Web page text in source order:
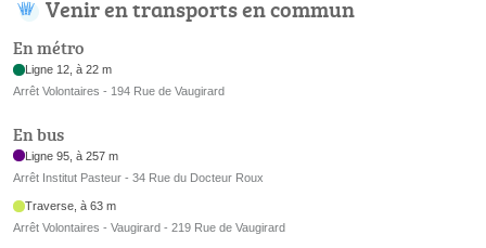
Venir en transports en commun
En métro
Ligne 12, à 22 m
Arrêt Volontaires - 194 Rue de Vaugirard
En bus
Ligne 95, à 257 m
Arrêt Institut Pasteur - 34 Rue du Docteur Roux
Traverse, à 63 m
Arrêt Volontaires - Vaugirard - 219 Rue de Vaugirard